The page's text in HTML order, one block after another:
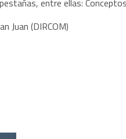
entre ellas:
Juan (DIRCOM)